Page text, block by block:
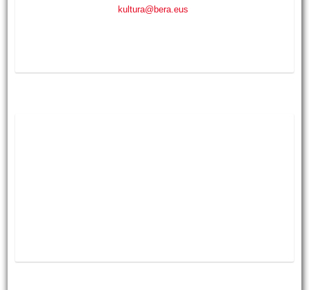
kultura@bera.eus